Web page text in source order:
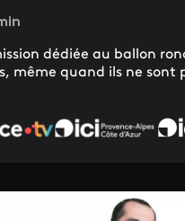
dédiée au ballon
même quand ils ne sont